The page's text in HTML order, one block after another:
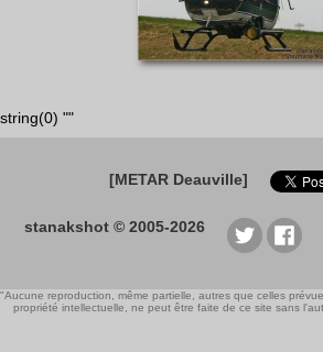
string(0) ""
[METAR Deauville]
stanakshot © 2005-2026
"Aucune reproduction, même partielle, autres que celles
propriété intellectuelle, ne peut être faite de ce site sans